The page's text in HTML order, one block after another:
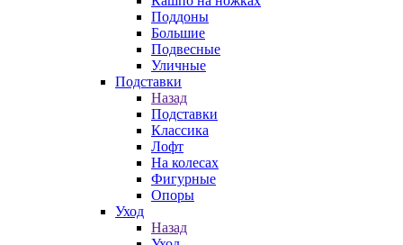
Поддоны
Большие
Подвесные
Уличные
Подставки
Назад
Подставки
Классика
Лофт
На колесах
Фигурные
Опоры
Уход
Назад